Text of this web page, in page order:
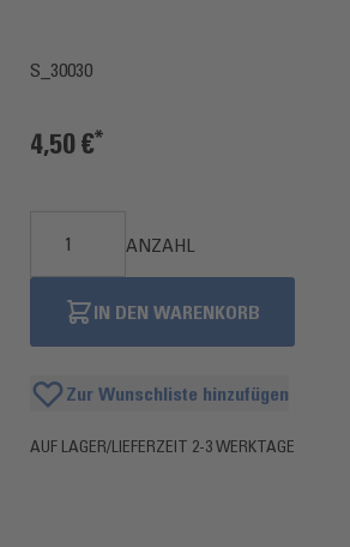
S_30030
4,50 €
ANZAHL
IN DEN WARENKORB
Zur Wunschliste hinzufügen
AUF LAGER/LIEFERZEIT 2-3 WERKTAGE